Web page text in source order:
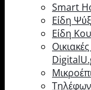
Smart
Είδη
Είδη